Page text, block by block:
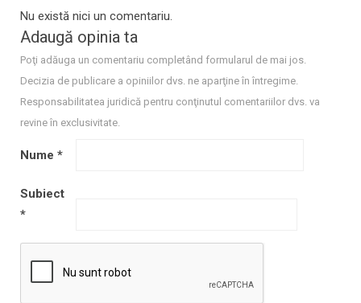
Nu există nici un comentariu.
Adaugă opinia ta
Poţi adăuga un comentariu completând formularul de mai jos.
Decizia de publicare a opiniilor dvs. ne aparţine în întregime.
Responsabilitatea juridică pentru conţinutul comentariilor dvs. va
revine în exclusivitate.
Nume *
Subiect
*